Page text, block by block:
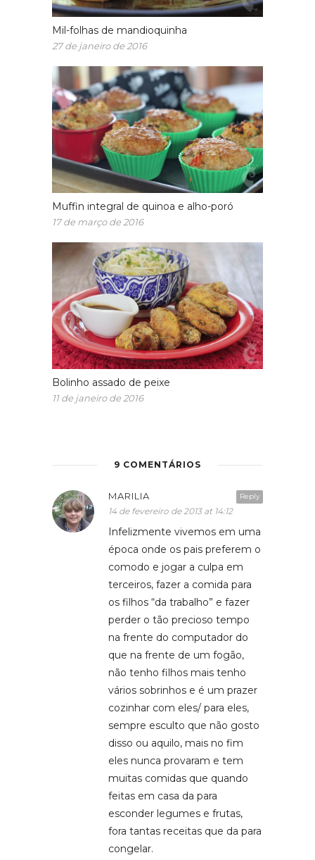
Mil-folhas de mandioquinha
27 de janeiro de 2016
Muffin integral de quinoa e alho-poró
17 de março de 2016
Bolinho assado de peixe
11 de janeiro de 2016
9 COMENTÁRIOS
Reply
MARILIA
14 de fevereiro de 2013 at 14:12
Infelizmente vivemos em uma
época onde os pais preferem o
comodo e jogar a culpa em
terceiros, fazer a comida para
os filhos “da trabalho” e fazer
perder o tão precioso tempo
na frente do computador do
que na frente de um fogão,
não tenho filhos mais tenho
vários sobrinhos e é um prazer
cozinhar com eles/ para eles,
sempre esculto que não gosto
disso ou aquilo, mais no fim
eles nunca provaram e tem
muitas comidas que quando
feitas em casa da para
esconder legumes e frutas,
fora tantas receitas que da para
congelar.